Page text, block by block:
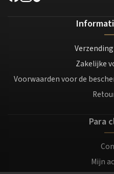
Zakelijke
Voorwaarden voor de
Para
Mijn